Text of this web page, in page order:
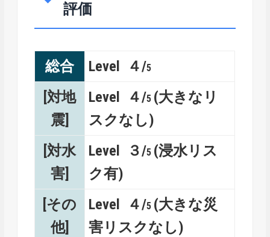
評価
総合 Level ４/5
[対地
震]
Level ４/5 (大きなリ
スクなし)
[対水
害]
Level ３/5 (浸水リス
ク有)
[その
他]
Level ４/5 (大きな災
害リスクなし)